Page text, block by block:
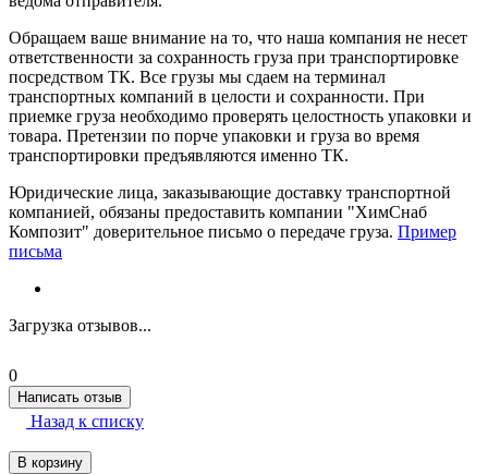
Обращаем ваше внимание на то, что наша компания не несет
ответственности за сохранность груза при транспортировке
посредством ТК. Все грузы мы сдаем на терминал
транспортных компаний в целости и сохранности. При
приемке груза необходимо проверять целостность упаковки и
товара. Претензии по порче упаковки и груза во время
транспортировки предъявляются именно ТК.
Юридические лица, заказывающие доставку транспортной
компанией, обязаны предоставить компании "ХимСнаб
Композит" доверительное письмо о передаче груза. Пример
письма
Загрузка отзывов...
0
Написать отзыв
Назад к списку
В корзину